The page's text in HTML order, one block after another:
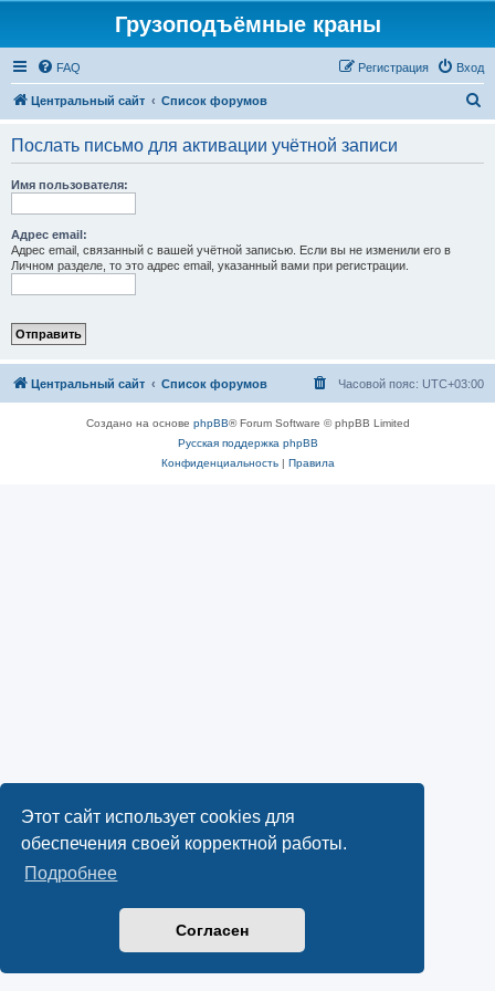
Этот сайт использует cookies для
обеспечения своей корректной работы.
Подробнее
Согласен
Грузоподъёмные краны
FAQ Вход
Регистрация
Центральный сайт Список форумов
Послать письмо для активации учётной записи
Имя пользователя:
Адрес email:
Адрес email, связанный с вашей учётной записью. Если вы не изменили его в
Личном разделе, то это адрес email, указанный вами при регистрации.
Центральный сайт Список форумов Часовой пояс: UTC+03:00
Создано на основе phpBB® Forum Software © phpBB Limited
Русская поддержка phpBB
Конфиденциальность| Правила